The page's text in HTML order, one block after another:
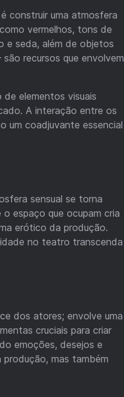
construir uma atmosfera
vermelhos, tons de
e seda, além de objetos
recursos que envolvem
elementos visuais
A interação entre os
um coadjuvante essencial
sensual se torna
espaço que ocupam cria
erótico da produção.
no teatro transcenda
dos atores; envolve uma
cruciais para criar
emoções, desejos e
mas também